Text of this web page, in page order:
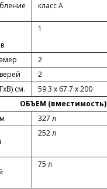
класс A
1
2
2
см.
59.3 x 67.7 x 200
ОБЪЕМ (вместимость)
327 л
252 л
75 л